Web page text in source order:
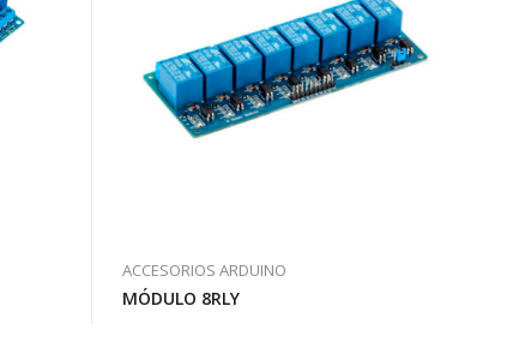
ACCESORIOS ARDUINO
MÓDULO 8RLY